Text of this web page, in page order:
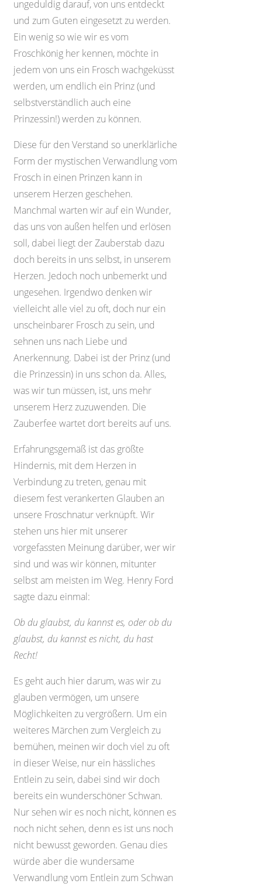
ungeduldig darauf, von uns entdeckt
und zum Guten eingesetzt zu werden.
Ein wenig so wie wir es vom
Froschkönig her kennen, möchte in
jedem von uns ein Frosch wachgeküsst
werden, um endlich ein Prinz (und
selbstverständlich auch eine
Prinzessin!) werden zu können.
Diese für den Verstand so unerklärliche
Form der mystischen Verwandlung vom
Frosch in einen Prinzen kann in
unserem Herzen geschehen.
Manchmal warten wir auf ein Wunder,
das uns von außen helfen und erlösen
soll, dabei liegt der Zauberstab dazu
doch bereits in uns selbst, in unserem
Herzen. Jedoch noch unbemerkt und
ungesehen. Irgendwo denken wir
vielleicht alle viel zu oft, doch nur ein
unscheinbarer Frosch zu sein, und
sehnen uns nach Liebe und
Anerkennung. Dabei ist der Prinz (und
die Prinzessin) in uns schon da. Alles,
was wir tun müssen, ist, uns mehr
unserem Herz zuzuwenden. Die
Zauberfee wartet dort bereits auf uns.
Erfahrungsgemäß ist das größte
Hindernis, mit dem Herzen in
Verbindung zu treten, genau mit
diesem fest verankerten Glauben an
unsere Froschnatur verknüpft. Wir
stehen uns hier mit unserer
vorgefassten Meinung darüber, wer wir
sind und was wir können, mitunter
selbst am meisten im Weg. Henry Ford
sagte dazu einmal:
Ob du glaubst, du kannst es, oder ob du
glaubst, du kannst es nicht, du hast
Recht!
Es geht auch hier darum, was wir zu
glauben vermögen, um unsere
Möglichkeiten zu vergrößern. Um ein
weiteres Märchen zum Vergleich zu
bemühen, meinen wir doch viel zu oft
in dieser Weise, nur ein hässliches
Entlein zu sein, dabei sind wir doch
bereits ein wunderschöner Schwan.
Nur sehen wir es noch nicht, können es
noch nicht sehen, denn es ist uns noch
nicht bewusst geworden. Genau dies
würde aber die wundersame
Verwandlung vom Entlein zum Schwan